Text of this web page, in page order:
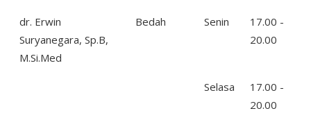
dr. Erwin
Suryanegara, Sp.B,
M.Si.Med
Bedah Senin
17.00 -
20.00
Selasa
17.00 -
20.00